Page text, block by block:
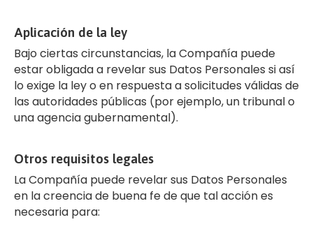
Aplicación de la ley
Bajo ciertas circunstancias, la Compañía puede
estar obligada a revelar sus Datos Personales si así
lo exige la ley o en respuesta a solicitudes válidas de
las autoridades públicas (por ejemplo, un tribunal o
una agencia gubernamental).
Otros requisitos legales
La Compañía puede revelar sus Datos Personales
en la creencia de buena fe de que tal acción es
necesaria para: